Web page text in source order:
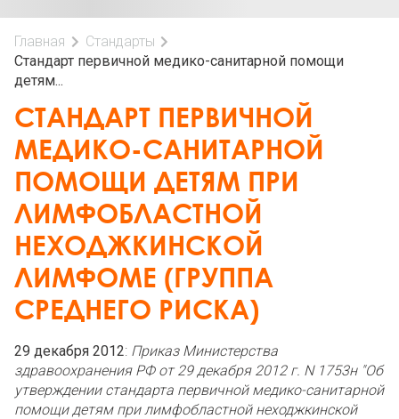
Главная
Стандарты
Стандарт первичной медико-санитарной помощи
детям...
СТАНДАРТ ПЕРВИЧНОЙ
МЕДИКО-САНИТАРНОЙ
ПОМОЩИ ДЕТЯМ ПРИ
ЛИМФОБЛАСТНОЙ
НЕХОДЖКИНСКОЙ
ЛИМФОМЕ (ГРУППА
СРЕДНЕГО РИСКА)
29 декабря 2012: Приказ Министерства
здравоохранения РФ от 29 декабря 2012 г. N 1753н "Об
утверждении стандарта первичной медико-санитарной
помощи детям при лимфобластной неходжкинской